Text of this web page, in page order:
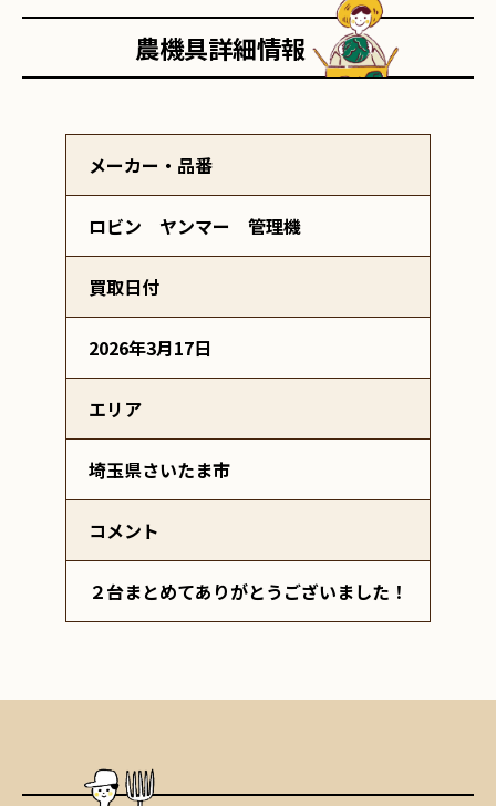
農機具詳細情報
メーカー・品番
ロビン ヤンマー 管理機
買取日付
2026年3月17日
エリア
埼玉県さいたま市
コメント
２台まとめてありがとうございました！